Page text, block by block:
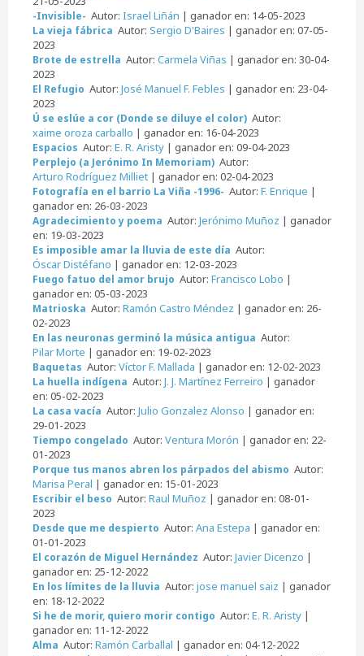
-Invisible- Autor: Israel Liñán | ganador en: 14-05-2023
La vieja fábrica Autor: Sergio D'Baires | ganador en: 07-05-
2023
Brote de estrella Autor: Carmela Viñas | ganador en: 30-04-
2023
El Refugio Autor: José Manuel F. Febles | ganador en: 23-04-
2023
Ú se eslúe a cor (Donde se diluye el color) Autor:
xaime oroza carballo | ganador en: 16-04-2023
Espacios Autor: E. R. Aristy | ganador en: 09-04-2023
Perplejo (a Jerónimo In Memoriam) Autor:
Arturo Rodríguez Milliet | ganador en: 02-04-2023
Fotografía en el barrio La Viña -1996- Autor: F. Enrique |
ganador en: 26-03-2023
Agradecimiento y poema Autor: Jerónimo Muñoz | ganador
en: 19-03-2023
Es imposible amar la lluvia de este día Autor:
Óscar Distéfano | ganador en: 12-03-2023
Fuego fatuo del amor brujo Autor: Francisco Lobo |
ganador en: 05-03-2023
Matrioska Autor: Ramón Castro Méndez | ganador en: 26-
02-2023
En las neuronas germinó la música antigua Autor:
Pilar Morte | ganador en: 19-02-2023
Baquetas Autor: Víctor F. Mallada | ganador en: 12-02-2023
La huella indígena Autor: J. J. Martínez Ferreiro | ganador
en: 05-02-2023
La casa vacía Autor: Julio Gonzalez Alonso | ganador en:
29-01-2023
Tiempo congelado Autor: Ventura Morón | ganador en: 22-
01-2023
Porque tus manos abren los párpados del abismo Autor:
Marisa Peral | ganador en: 15-01-2023
Escribir el beso Autor: Raul Muñoz | ganador en: 08-01-
2023
Desde que me despierto Autor: Ana Estepa | ganador en:
01-01-2023
El corazón de Miguel Hernández Autor: Javier Dicenzo |
ganador en: 25-12-2022
En los límites de la lluvia Autor: jose manuel saiz | ganador
en: 18-12-2022
Si he de morir, quiero morir contigo Autor: E. R. Aristy |
ganador en: 11-12-2022
Alma Autor: Ramón Carballal | ganador en: 04-12-2022